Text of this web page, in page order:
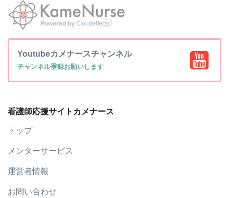
Youtubeカメナースチャンネル
チャンネル登録お願いします
看護師応援サイトカメナース
トップ
メンターサービス
運営者情報
お問い合わせ